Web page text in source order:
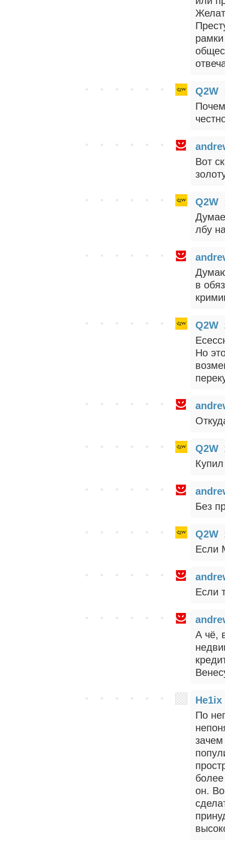
Q2W
Вот
Q2W
лбу
в
Q2W
Но
Q2W
Без
Q2W
Если
Если
А чё,
He1ix
По
он.